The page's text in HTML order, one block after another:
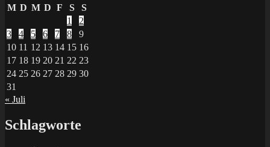
M D M D F S
S
1
2
3
4 5 6 7 8
9
10 11 12 13 14 15 16
17 18 19 20 21 22 23
24 25 26 27 28 29 30
31
« Juli
Schlagworte